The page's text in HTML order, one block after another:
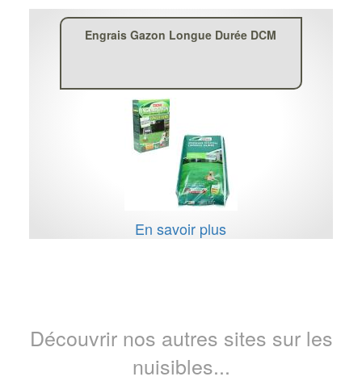
Engrais Gazon Longue Durée DCM
En savoir plus
Découvrir nos autres sites sur les
nuisibles...